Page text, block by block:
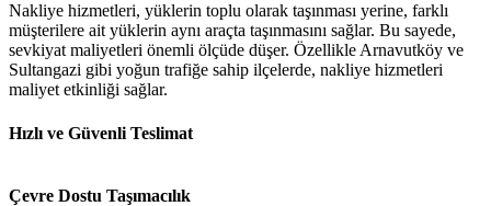
Nakliye hizmetleri, yüklerin toplu olarak taşınması yerine, farklı
müşterilere ait yüklerin aynı araçta taşınmasını sağlar. Bu sayede,
sevkiyat maliyetleri önemli ölçüde düşer. Özellikle Arnavutköy ve
Sultangazi gibi yoğun trafiğe sahip ilçelerde, nakliye hizmetleri
maliyet etkinliği sağlar.
Hızlı ve Güvenli Teslimat
Çevre Dostu Taşımacılık